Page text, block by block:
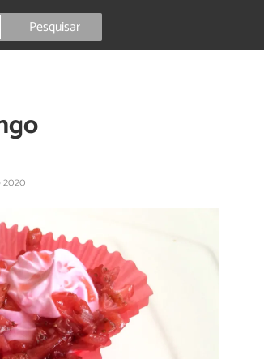
Pesquisar
2020